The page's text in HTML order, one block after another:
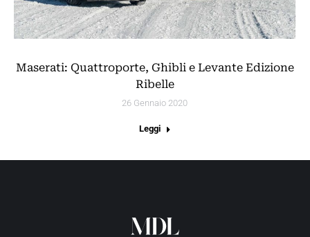
Maserati: Quattroporte, Ghibli e Levante Edizione
Ribelle
26 Gennaio 2020
Leggi